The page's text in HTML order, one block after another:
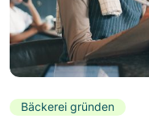
Bäckerei gründen